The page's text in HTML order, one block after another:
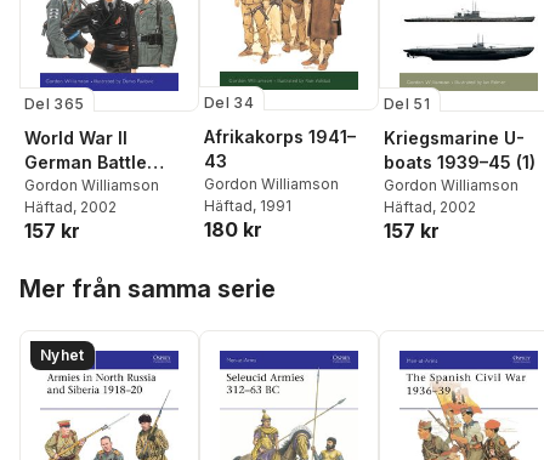
Del 365
World War II
German Battle
Insignia
Gordon Williamson
Häftad, 2002
157 kr
Del 34
Afrikakorps 1941–
43
Gordon Williamson
Häftad, 1991
180 kr
Del 51
Kriegsmarine U-
boats 1939–45 (1)
Gordon Williamson
Häftad, 2002
157 kr
Mer från samma serie
Nyhet